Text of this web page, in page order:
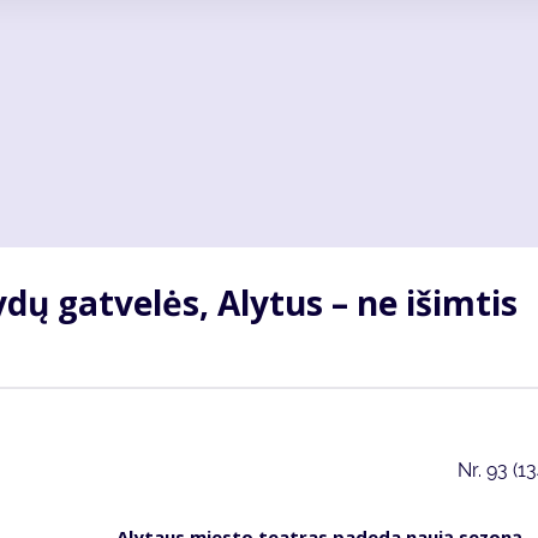
gat­ve­lės, Aly­tus – ne iš­im­tis
Nr. 93